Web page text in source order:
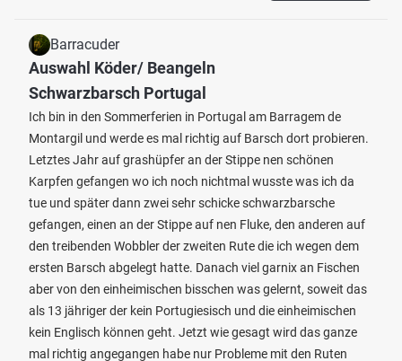
Barracuder
Auswahl Köder/ Beangeln
Schwarzbarsch Portugal
Ich bin in den Sommerferien in Portugal am Barragem de
Montargil und werde es mal richtig auf Barsch dort probieren.
Letztes Jahr auf grashüpfer an der Stippe nen schönen
Karpfen gefangen wo ich noch nichtmal wusste was ich da
tue und später dann zwei sehr schicke schwarzbarsche
gefangen, einen an der Stippe auf nen Fluke, den anderen auf
den treibenden Wobbler der zweiten Rute die ich wegen dem
ersten Barsch abgelegt hatte. Danach viel garnix an Fischen
aber von den einheimischen bisschen was gelernt, soweit das
als 13 jähriger der kein Portugiesisch und die einheimischen
kein Englisch können geht. Jetzt wie gesagt wird das ganze
mal richtig angegangen habe nur Probleme mit den Ruten